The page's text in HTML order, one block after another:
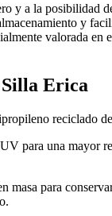
y a la posibilidad
y
valorada en
Erica
reciclado
para una mayor
masa para